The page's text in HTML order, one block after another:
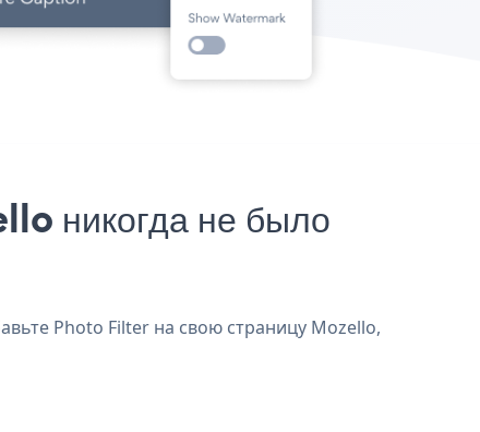
никогда не было
Photo Filter на свою страницу Mozello,